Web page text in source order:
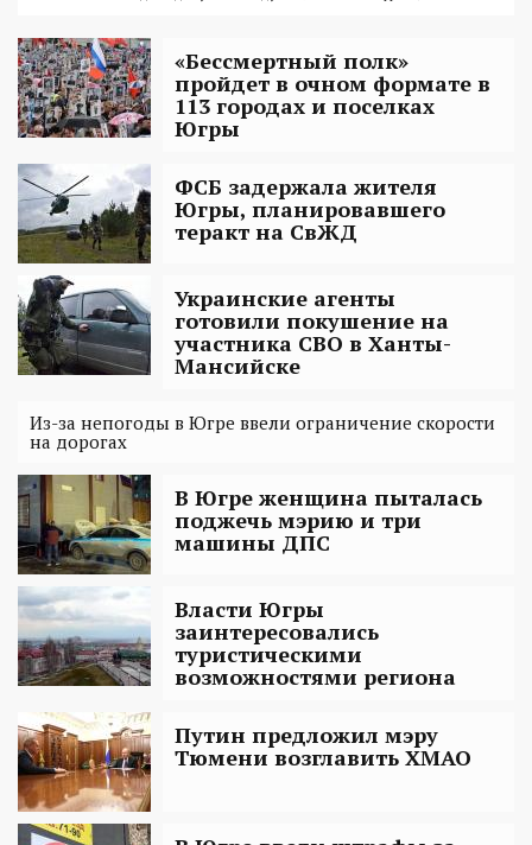
«Бессмертный полк»
пройдет в очном формате в
113 городах и поселках
Югры
ФСБ задержала жителя
Югры, планировавшего
теракт на СвЖД
Украинские агенты
готовили покушение на
участника СВО в Ханты-
Мансийске
Из-за непогоды в Югре ввели ограничение скорости
на дорогах
В Югре женщина пыталась
поджечь мэрию и три
машины ДПС
Власти Югры
заинтересовались
туристическими
возможностями региона
Путин предложил мэру
Тюмени возглавить ХМАО